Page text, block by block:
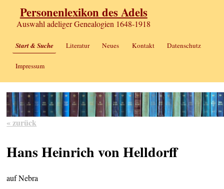
Personenlexikon des Adels
Auswahl adeliger Genealogien 1648-1918
Start & Suche Literatur Neues Kontakt Datenschutz
Impressum
« zurück
Hans Heinrich von Helldorff
auf Nebra